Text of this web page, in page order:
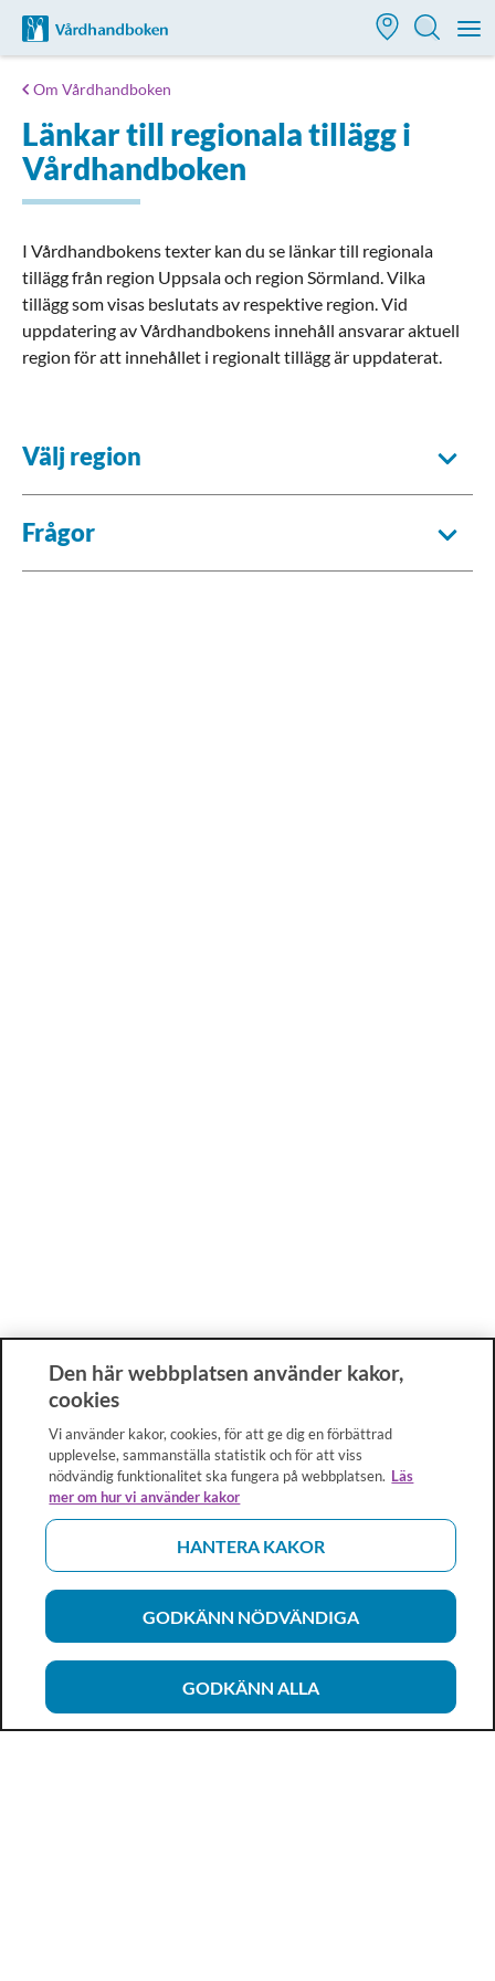
Till startsidan för Vårdhandboken
Om Vårdhandboken
Länkar till regionala tillägg i
Vårdhandboken
I Vårdhandbokens texter kan du se länkar till regionala
tillägg från region Uppsala och region Sörmland. Vilka
tillägg som visas beslutats av respektive region. Vid
uppdatering av Vårdhandbokens innehåll ansvarar aktuell
region för att innehållet i regionalt tillägg är uppdaterat.
Välj region
Frågor
Den här webbplatsen använder kakor,
cookies
Vi använder kakor, cookies, för att ge dig en förbättrad
upplevelse, sammanställa statistik och för att viss
nödvändig funktionalitet ska fungera på webbplatsen. Läs
mer om hur vi använder kakor
HANTERA KAKOR
GODKÄNN NÖDVÄNDIGA
GODKÄNN ALLA